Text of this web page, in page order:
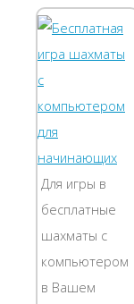
скачивания
программы
Динозавры
учат
шахматам .
Хочу сразу
оговорится -
блокирока
программы
антивирусом
это...
Для игры в
бесплатные
шахматы с
компьютером
в Вашем